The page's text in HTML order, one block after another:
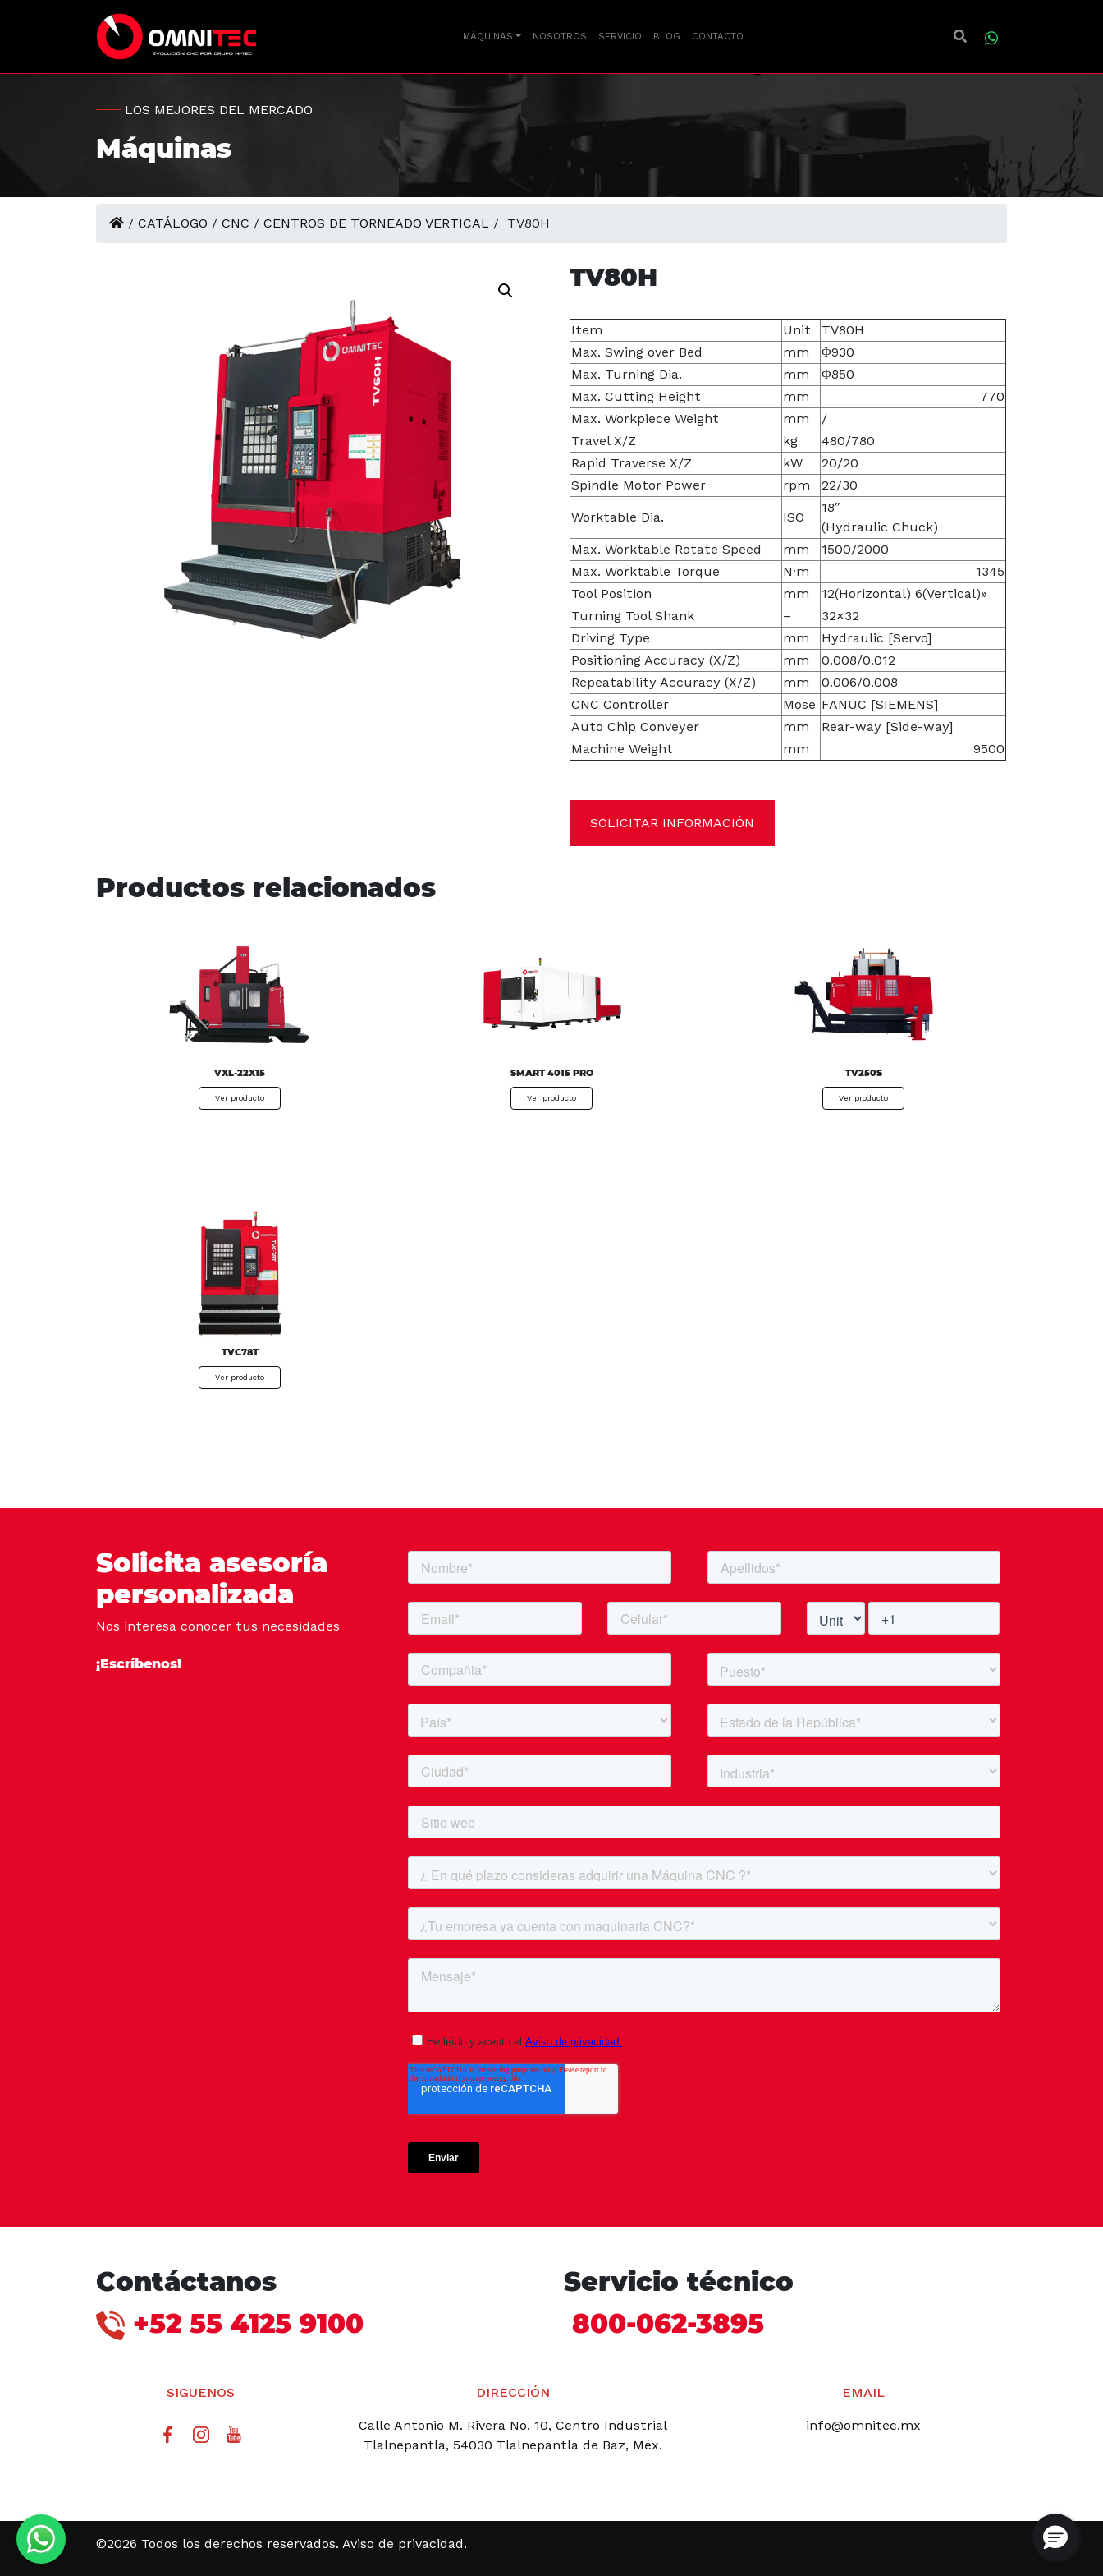
MÁQUINAS NOSOTROS SERVICIO BLOG CONTACTO
LOS MEJORES DEL MERCADO
Máquinas
/ CATÁLOGO / CNC / CENTROS DE TORNEADO VERTICAL / TV80H
TV80H
Item Unit
TV80H
Max. Swing over Bed
mm
Φ930
Max. Turning Dia.
mm
Φ850
Max. Cutting Height
mm
770
Max. Workpiece Weight
mm
/
Travel X/Z
kg
480/780
Rapid Traverse X/Z
kW
20/20
Spindle Motor Power
rpm 22/30
Worktable Dia. ISO
18″
(Hydraulic Chuck)
Max. Worktable Rotate Speed
mm
1500/2000
Max. Worktable Torque
N·m
1345
Tool Position
mm
12(Horizontal) 6(Vertical)»
Turning Tool Shank
–
32×32
Driving Type
mm
Hydraulic [Servo]
Positioning Accuracy (X/Z)
mm
0.008/0.012
Repeatability Accuracy (X/Z)
mm
0.006/0.008
CNC Controller
Mose FANUC [SIEMENS]
Auto Chip Conveyer
mm
Rear-way [Side-way]
Machine Weight
mm 9500
SOLICITAR INFORMACIÓN
Productos relacionados
VXL-22X15
Ver producto
SMART 4015 PRO
Ver producto
TV250S
Ver producto
TVC78T
Ver producto
Solicita asesoría
personalizada
Nos interesa conocer tus necesidades
¡Escríbenos!
Contáctanos
+52 55 4125 9100
Servicio técnico
800-062-3895
SIGUENOS DIRECCIÓN
Calle Antonio M. Rivera No. 10, Centro Industrial
Tlalnepantla, 54030 Tlalnepantla de Baz, Méx.
EMAIL
info@omnitec.mx
©2026 Todos los derechos reservados. Aviso de privacidad.